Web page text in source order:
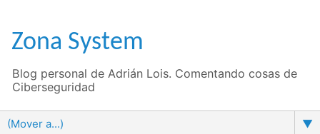
Zona System
Blog personal de Adrián Lois. Comentando cosas de
Ciberseguridad
▼